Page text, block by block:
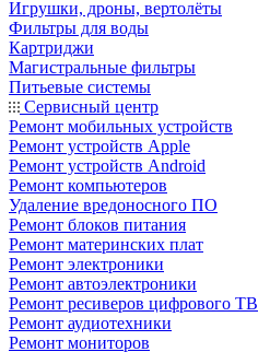
Игрушки, дроны, вертолёты
Фильтры для воды
Картриджи
Магистральные фильтры
Питьевые системы
Сервисный центр
Ремонт мобильных устройств
Ремонт устройств Apple
Ремонт устройств Android
Ремонт компьютеров
Удаление вредоносного ПО
Ремонт блоков питания
Ремонт материнских плат
Ремонт электроники
Ремонт автоэлектроники
Ремонт ресиверов цифрового ТВ
Ремонт аудиотехники
Ремонт мониторов